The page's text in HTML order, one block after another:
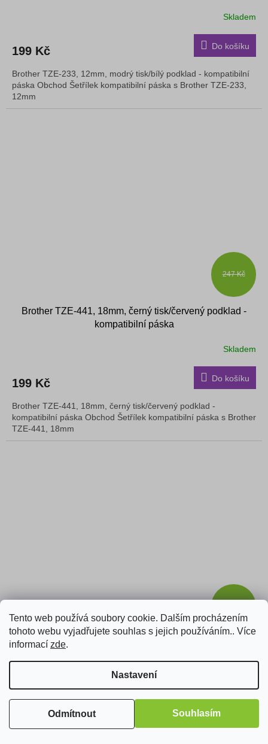
Tento web používá soubory cookie. Dalším procházením
tohoto webu vyjadřujete souhlas s jejich používáním.. Více
informací zde.
Nastavení
Odmítnout Souhlasím
Skladem
199 Kč Do košíku
Brother TZE-233, 12mm, modrý tisk/bílý podklad - kompatibilní
páska Obchod Šetřílek kompatibilní páska s Brother TZE-233,
12mm
247 Kč
Brother TZE-441, 18mm, černý tisk/červený podklad -
kompatibilní páska
Skladem
199 Kč Do košíku
Brother TZE-441, 18mm, černý tisk/červený podklad -
kompatibilní páska Obchod Šetřílek kompatibilní páska s Brother
TZE-441, 18mm
Brother TZE-535, 12mm, bílý tisk/modrý podklad -
199 Kč Do košíku